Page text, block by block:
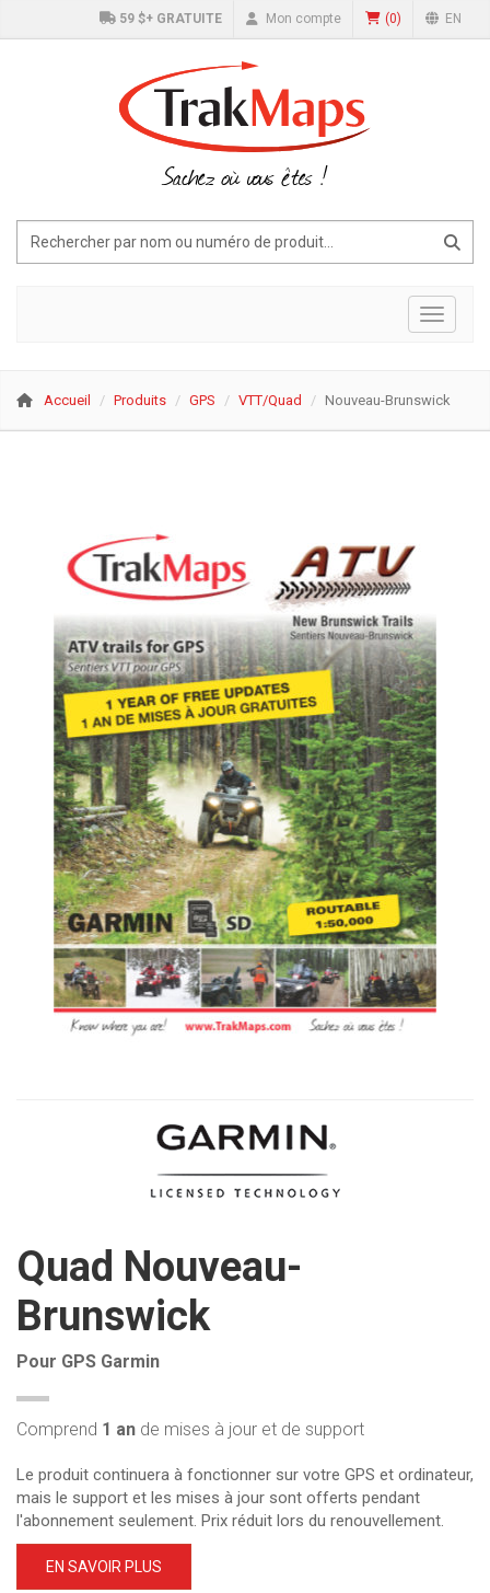
59 $+ GRATUITE Mon compte (0) EN
Sachez où vous êtes !
Accueil Produits GPS VTT/Quad Nouveau-Brunswick
Quad Nouveau-
Brunswick
Pour GPS Garmin
Comprend 1 an de mises à jour et de support
Le produit continuera à fonctionner sur votre GPS et ordinateur,
mais le support et les mises à jour sont offerts pendant
l'abonnement seulement. Prix réduit lors du renouvellement.
EN SAVOIR PLUS